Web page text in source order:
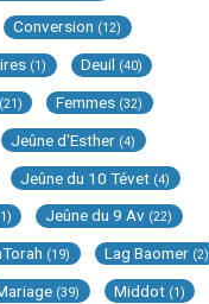
Conversion (12)
(1) Deuil (40)
(21) Femmes (32)
Jeûne d'Esther (4)
Jeûne du 10 Tévet (4)
Jeûne du 9 Av (22)
(19) Lag Baomer (2)
(39) Middot (1)